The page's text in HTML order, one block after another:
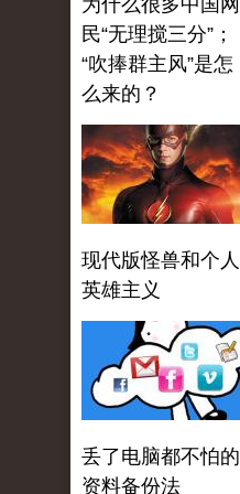
为什么很多中国网
民“无理搅三分”；
“吹捧群主风”是怎
么来的？
现代版怪兽和个人
英雄主义
丢了电脑都不怕的
资料备份法